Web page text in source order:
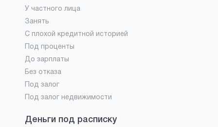
У частного лица
Занять
С плохой кредитной историей
Под проценты
До зарплаты
Без отказа
Под залог
Под залог недвижимости
Деньги под расписку